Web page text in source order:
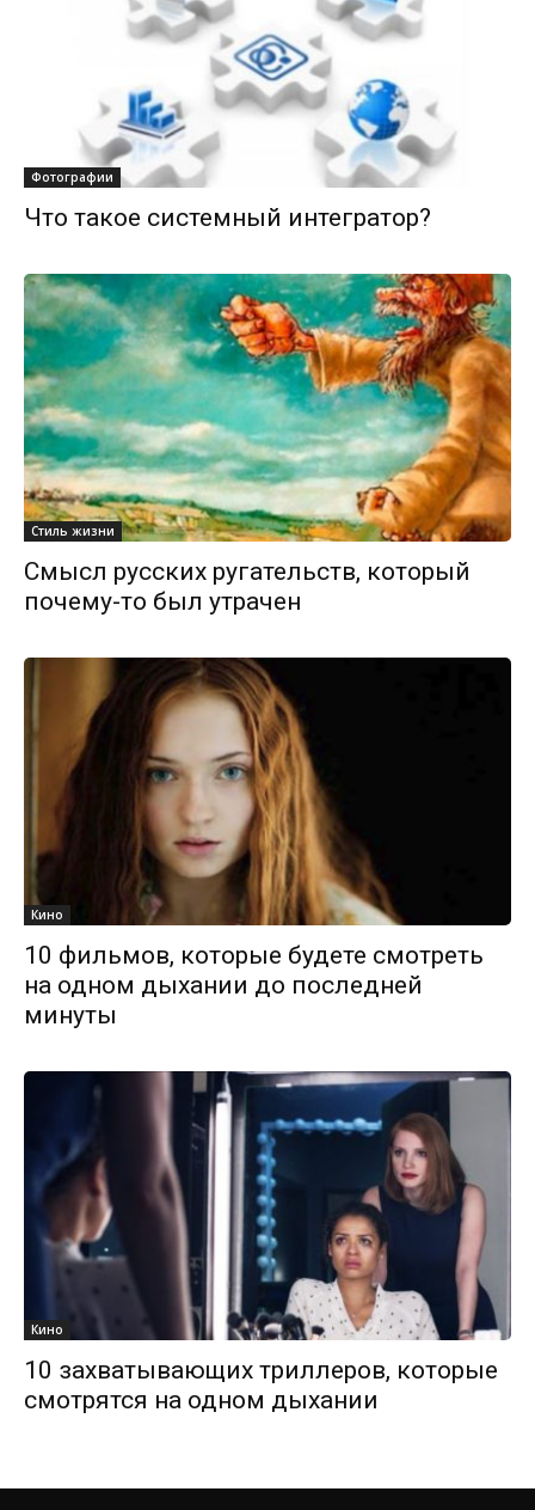
Фотографии
Что такое системный интегратор?
Стиль жизни
Смысл русских ругательств, который
почему-то был утрачен
Кино
10 фильмов, которые будете смотреть
на одном дыхании до последней
минуты
Кино
10 захватывающих триллеров, которые
смотрятся на одном дыхании